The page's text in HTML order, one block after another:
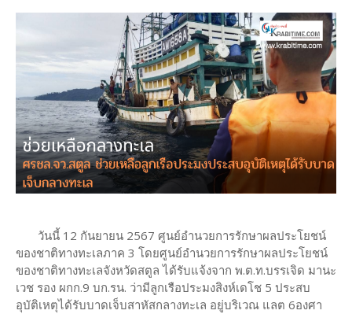
วันนี้ 12 กันยายน 2567 ศูนย์อำนวยการรักษาผลประโยชน์
ของชาติทางทะเลภาค 3 โดยศูนย์อำนวยการรักษาผลประโยชน์
ของชาติทางทะเลจังหวัดสตูล ได้รับแจ้งจาก พ.ต.ท.บรรเจิด มานะ
เวช รอง ผกก.9 บก.รน. ว่ามีลูกเรือประมงสิงห์เดโช 5 ประสบ
อุบัติเหตุได้รับบาดเจ็บสาหัสกลางทะเล อยู่บริเวณ แลต 6องศา